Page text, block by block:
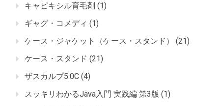
キャピキシル育毛剤 (1)
ギャグ・コメディ (1)
ケース・ジャケット（ケース・スタンド）
(21)
ケース・スタンド (21)
ザスカルプ5.0C (4)
スッキリわかるJava入門 実践編 第3版 (1)